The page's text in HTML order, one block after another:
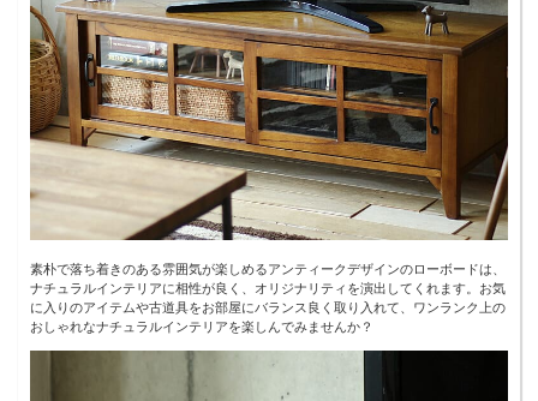
素朴で落ち着きのある雰囲気が楽しめるアンティークデザインのローボードは、
ナチュラルインテリアに相性が良く、オリジナリティを演出してくれます。お気
に入りのアイテムや古道具をお部屋にバランス良く取り入れて、ワンランク上の
おしゃれなナチュラルインテリアを楽しんでみませんか？